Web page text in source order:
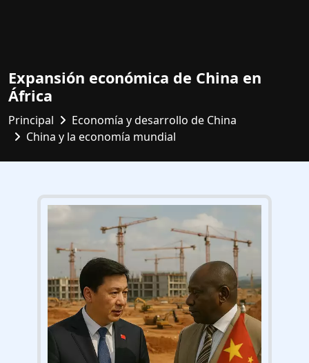
Expansión económica de China en
África
Principal
Economía y desarrollo de China
China y la economía mundial